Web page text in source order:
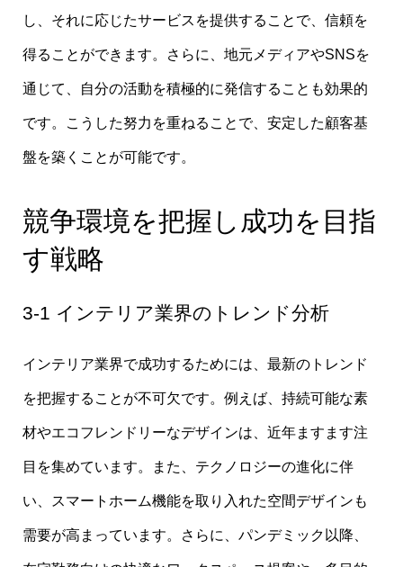
し、それに応じたサービスを提供することで、信頼を
得ることができます。さらに、地元メディアやSNSを
通じて、自分の活動を積極的に発信することも効果的
です。こうした努力を重ねることで、安定した顧客基
盤を築くことが可能です。
競争環境を把握し成功を目指
す戦略
3-1 インテリア業界のトレンド分析
インテリア業界で成功するためには、最新のトレンド
を把握することが不可欠です。例えば、持続可能な素
材やエコフレンドリーなデザインは、近年ますます注
目を集めています。また、テクノロジーの進化に伴
い、スマートホーム機能を取り入れた空間デザインも
需要が高まっています。さらに、パンデミック以降、